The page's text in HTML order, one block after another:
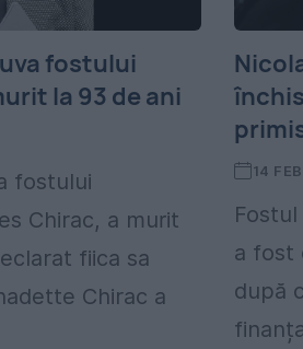
fostului
la 93 de ani
fostului
Chirac, a murit
fiica sa
Chirac a
14
a fost
după